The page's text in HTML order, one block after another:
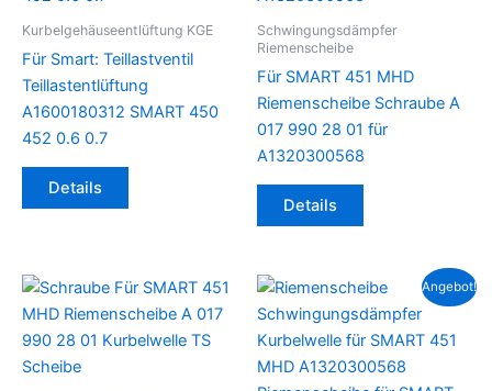
Kurbelgehäuseentlüftung KGE
Für Smart: Teillastventil
Teillastentlüftung
A1600180312 SMART 450
452 0.6 0.7
Details
Schwingungsdämpfer
Riemenscheibe
Für SMART 451 MHD
Riemenscheibe Schraube A
017 990 28 01 für
A1320300568
Details
Angebot!